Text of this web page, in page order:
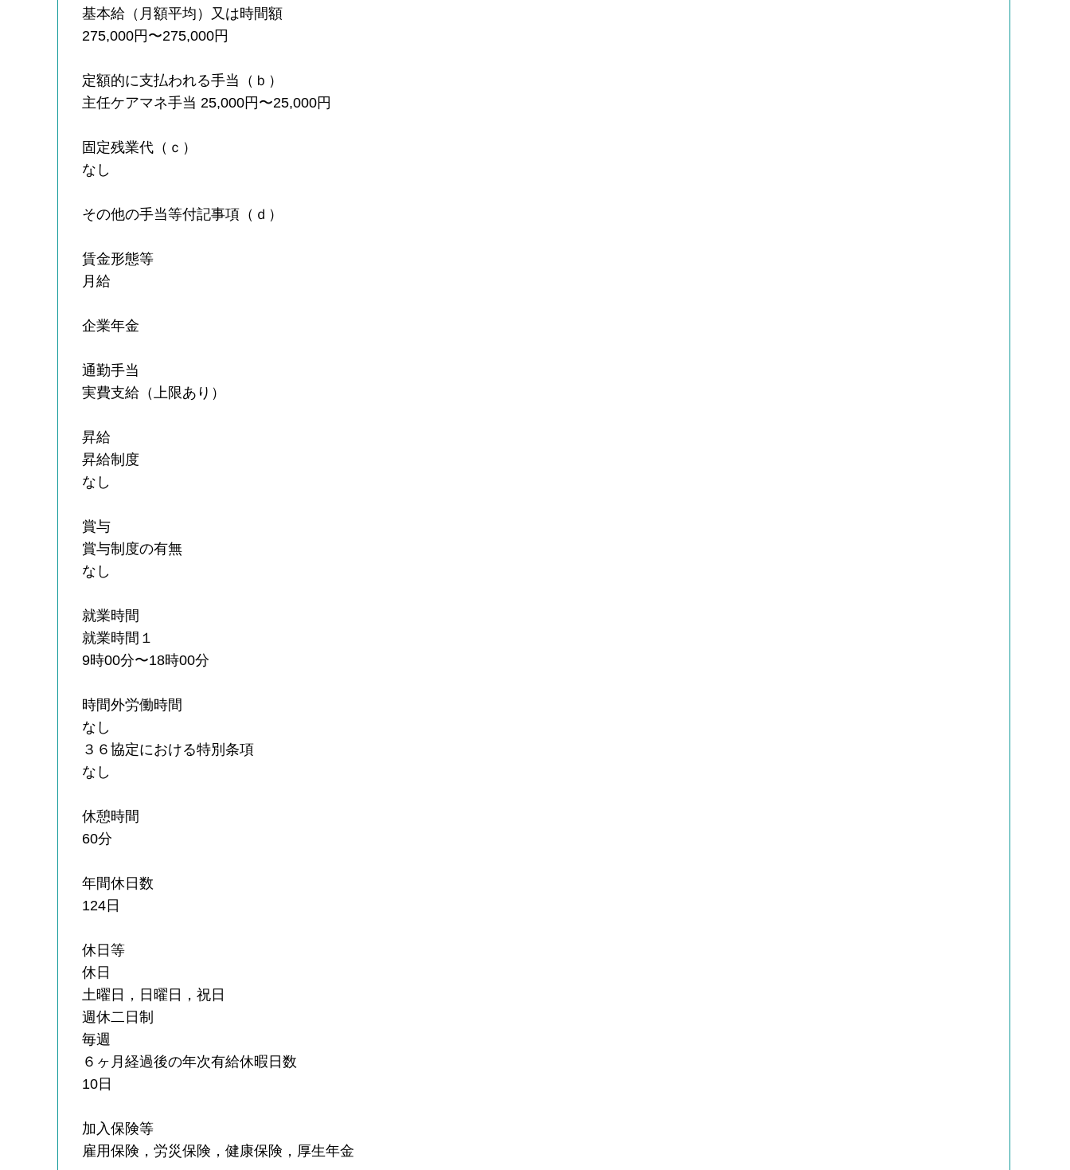
基本給（月額平均）又は時間額
275,000円〜275,000円
定額的に支払われる手当（ｂ）
主任ケアマネ手当 25,000円〜25,000円
固定残業代（ｃ）
なし
その他の手当等付記事項（ｄ）
賃金形態等
月給
企業年金
通勤手当
実費支給（上限あり）
昇給
昇給制度
なし
賞与
賞与制度の有無
なし
就業時間
就業時間１
9時00分〜18時00分
時間外労働時間
なし
３６協定における特別条項
なし
休憩時間
60分
年間休日数
124日
休日等
休日
土曜日，日曜日，祝日
週休二日制
毎週
６ヶ月経過後の年次有給休暇日数
10日
加入保険等
雇用保険，労災保険，健康保険，厚生年金